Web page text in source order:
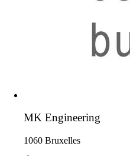
MK Engineering
1060 Bruxelles